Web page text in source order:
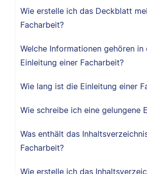
Wie erstelle ich das Deckblatt
Facharbeit?
Welche Informationen gehören in
Einleitung einer Facharbeit?
Wie lang ist die Einleitung einer
Wie schreibe ich eine gelungene
Was enthält das
Facharbeit?
Wie erstelle ich das